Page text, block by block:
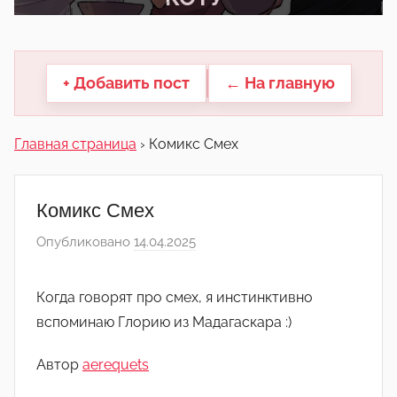
другие.
+ Добавить пост ← На главную
Главная страница › Комикс Смех
Комикс Смех
Опубликовано 14.04.2025
Когда говорят про смех, я инстинктивно
вспоминаю Глорию из Мадагаскара :)
Автор aerequets